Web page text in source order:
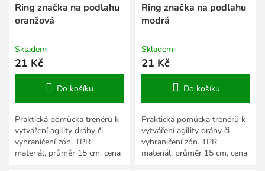
Ring značka na podlahu
oranžová
Skladem
21 Kč
Do košíku
Praktická pomůcka trenérů k
vytváření agility dráhy či
vyhraničení zón. TPR
materiál, průměr 15 cm, cena
Ring značka na podlahu
modrá
Skladem
21 Kč
Do košíku
Praktická pomůcka trenérů k
vytváření agility dráhy či
vyhraničení zón. TPR
materiál, průměr 15 cm, cena